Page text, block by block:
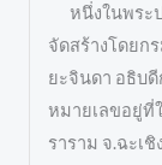
หนึ่งในพระป
จัดสร้างโดยก
ยะจินดา อธิบ
หมายเลขอยู่ที่
ราราม จ.ฉะเ